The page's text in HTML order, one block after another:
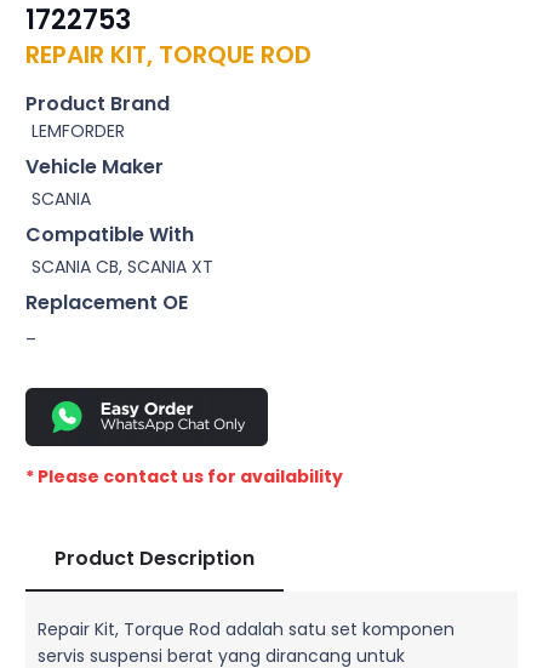
1722753
REPAIR KIT, TORQUE ROD
Product Brand
LEMFORDER
Vehicle Maker
SCANIA
Compatible With
SCANIA CB, SCANIA XT
Replacement OE
–
* Please contact us for availability
Product Description
Repair Kit, Torque Rod adalah satu set komponen
servis suspensi berat yang dirancang untuk